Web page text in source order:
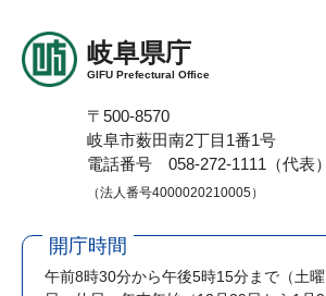
岐阜県庁
GIFU Prefectural Office
〒500-8570
岐阜市薮田南2丁目1番1号
電話番号 058-272-1111（代表）
（法人番号4000020210005）
開庁時間
午前8時30分から午後5時15分まで （土